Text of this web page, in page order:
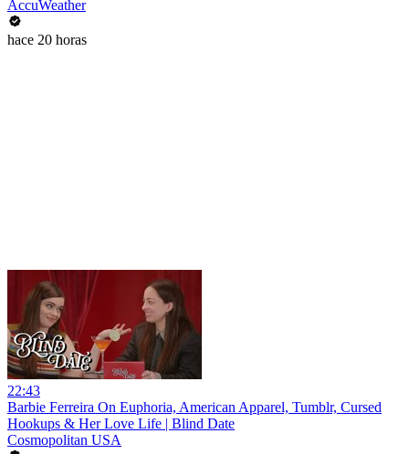
AccuWeather
hace 20 horas
22:43
Barbie Ferreira On Euphoria, American Apparel, Tumblr, Cursed
Hookups & Her Love Life | Blind Date
Cosmopolitan USA